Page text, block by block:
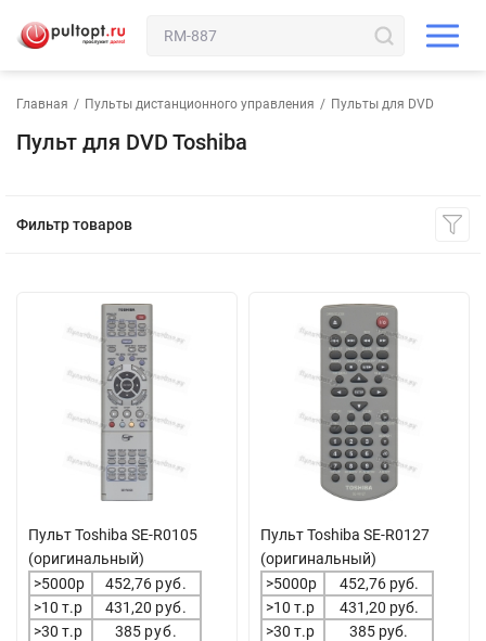
Главная / Пульты дистанционного управления / Пульты для DVD
Пульт для DVD Toshiba
Фильтр товаров
Пульт Toshiba SE-R0105
(оригинальный)
>5000р
452,76 руб.
>10 т.р
431,20 руб.
>30 т.р
385 руб.
Пульт Toshiba SE-R0127
(оригинальный)
>5000р
452,76 руб.
>10 т.р
431,20 руб.
>30 т.р
385 руб.